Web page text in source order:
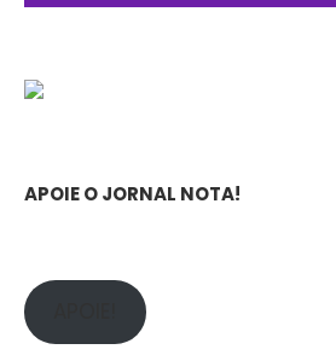
APOIE O JORNAL NOTA!